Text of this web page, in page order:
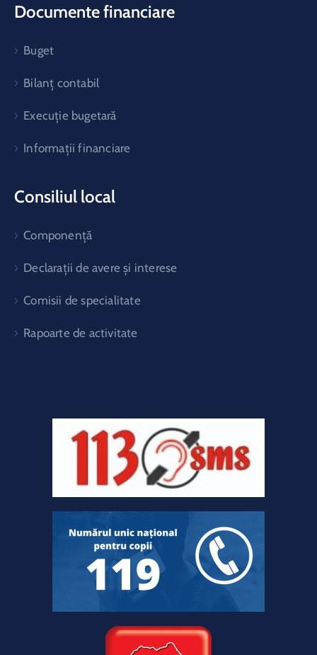
Documente financiare
Buget
Bilanț contabil
Execuție bugetară
Informații financiare
Consiliul local
Componență
Declarații de avere și interese
Comisii de specialitate
Rapoarte de activitate